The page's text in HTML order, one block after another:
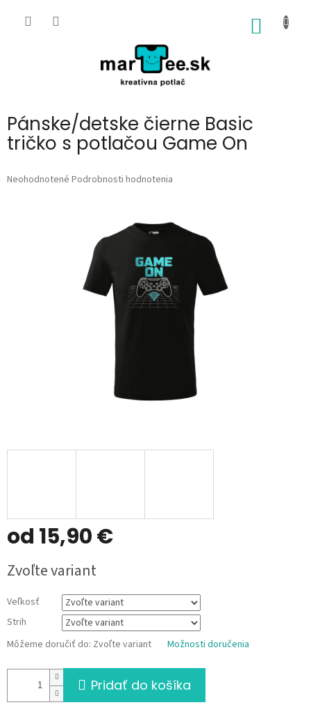
Pánske/detske čierne Basic
tričko s potlačou Game On
Priemerné
Neohodnotené Podrobnosti hodnotenia
od 15,90 €
cena:
Zvoľte variant
Veľkosť
Strih
Môžeme doručiť do: Zvoľte variant Možnosti doručenia
Pridať do košíka